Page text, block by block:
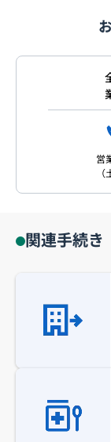
営
関連手続き